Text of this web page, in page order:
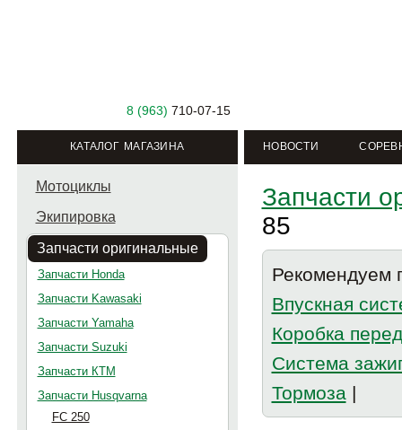
8 (963) 710-07-15
КАТАЛОГ МАГАЗИНА НОВОСТИ
Мотоциклы
Экипировка
Запчасти оригинальные
Запчасти Honda
Запчасти Kawasaki
Запчасти Yamaha
Запчасти Suzuki
Запчасти КТМ
Запчасти Husqvarna
FC 250
Запчасти
85
Рекомендуем
Впускная
Коробка
Система
Тормоза|